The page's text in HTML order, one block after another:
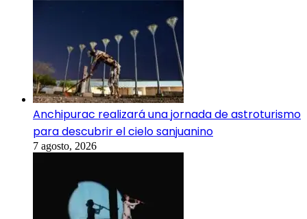
Anchipurac realizará una jornada de astroturismo
para descubrir el cielo sanjuanino
7 agosto, 2026